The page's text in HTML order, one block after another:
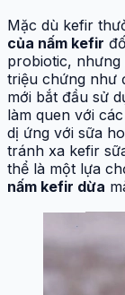
Mặc dù kefir
của nấm kefir
probiotic, nhưng
triệu chứng như
mới bắt đầu sử
làm quen với
dị ứng với sữa
tránh xa kefir
thể là một lựa
nấm kefir dừa